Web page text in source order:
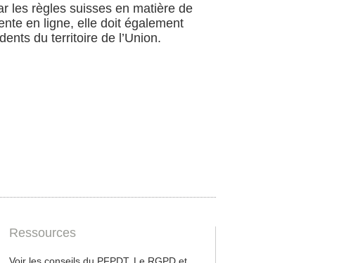
les règles suisses en matière de
en ligne, elle doit également
du territoire de l’Union.
Ressources